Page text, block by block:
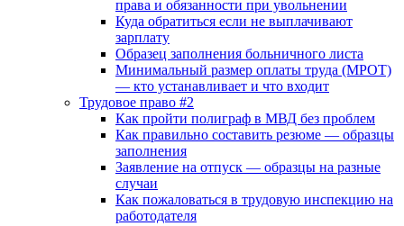
права и обязанности при увольнении
Куда обратиться если не выплачивают
зарплату
Образец заполнения больничного листа
Минимальный размер оплаты труда (МРОТ)
— кто устанавливает и что входит
Трудовое право #2
Как пройти полиграф в МВД без проблем
Как правильно составить резюме — образцы
заполнения
Заявление на отпуск — образцы на разные
случаи
Как пожаловаться в трудовую инспекцию на
работодателя